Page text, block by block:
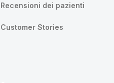
Recensioni dei pazienti
Customer Stories